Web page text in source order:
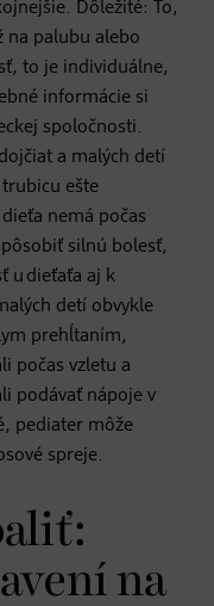
Dôležité: To,
na palubu alebo
to je individuálne,
informácie si
spoločnosti.
a malých detí
trubicu ešte
nemá počas
silnú bolesť,
u dieťaťa aj k
detí obvykle
prehĺtaním,
počas vzletu a
podávať nápoje v
pediater môže
spreje.
na